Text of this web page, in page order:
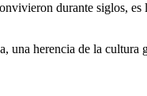
durante siglos,
una herencia de la